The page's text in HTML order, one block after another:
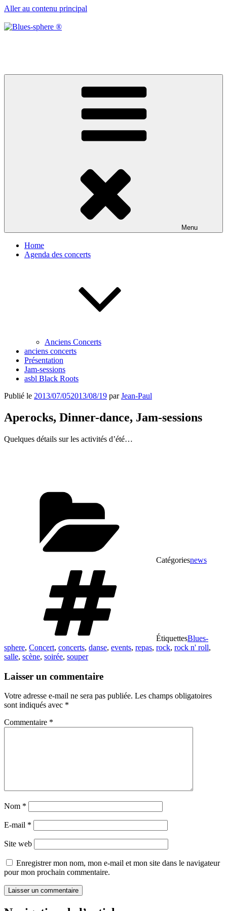
Aller au contenu principal
Menu
Home
Agenda des concerts
Anciens Concerts
anciens concerts
Présentation
Jam-sessions
asbl Black Roots
Publié le 2013/07/052013/08/19 parJean-Paul
Aperocks, Dinner-dance, Jam-sessions
Quelques détails sur les activités d’été…
Catégoriesnews
ÉtiquettesBlues-
sphere, Concert, concerts, danse, events, repas, rock, rock n' roll,
salle, scène, soirée, souper
Laisser un commentaire
Votre adresse e-mail ne sera pas publiée. Les champs obligatoires
sont indiqués avec *
Commentaire *
Nom *
E-mail *
Site web
Enregistrer mon nom, mon e-mail et mon site dans le navigateur
pour mon prochain commentaire.